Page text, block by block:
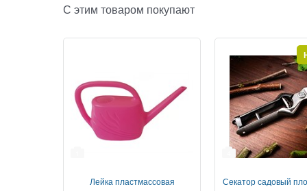
С этим товаром покупают
Лейка пластмассовая
Секатор садовый